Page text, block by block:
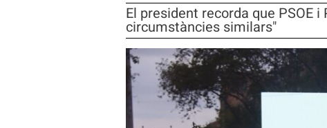
El president recorda que PSOE
circumstàncies similars"